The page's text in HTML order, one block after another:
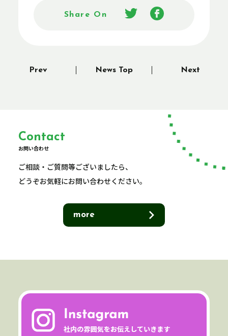
Share On
Prev News Top Next
Contact
お問い合わせ
ご相談・ご質問等ございましたら、
どうぞお気軽にお問い合わせください。
more